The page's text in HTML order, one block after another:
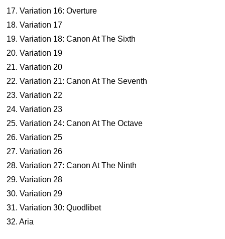
17. Variation 16: Overture
18. Variation 17
19. Variation 18: Canon At The Sixth
20. Variation 19
21. Variation 20
22. Variation 21: Canon At The Seventh
23. Variation 22
24. Variation 23
25. Variation 24: Canon At The Octave
26. Variation 25
27. Variation 26
28. Variation 27: Canon At The Ninth
29. Variation 28
30. Variation 29
31. Variation 30: Quodlibet
32. Aria